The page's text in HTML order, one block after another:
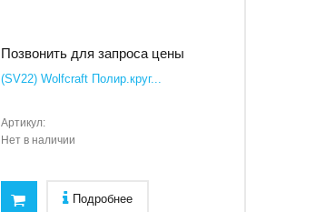
Позвонить для запроса цены
(SV22) Wolfcraft Полир.круг...
Артикул:
Нет в наличии
Подробнее